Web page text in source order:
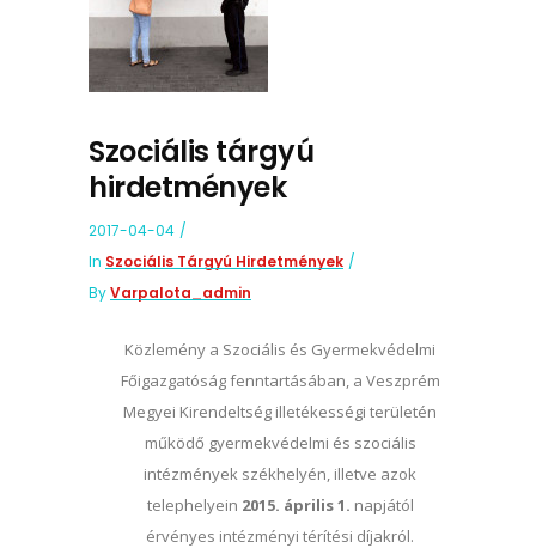
Szociális tárgyú
hirdetmények
2017-04-04
In Szociális Tárgyú Hirdetmények
ByVarpalota_admin
Közlemény a Szociális és Gyermekvédelmi
Főigazgatóság fenntartásában, a Veszprém
Megyei Kirendeltség illetékességi területén
működő gyermekvédelmi és szociális
intézmények székhelyén, illetve azok
telephelyein 2015. április 1. napjától
érvényes intézményi térítési díjakról.